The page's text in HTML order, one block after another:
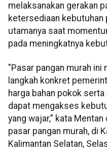
melaksanakan gerakan
ketersediaan kebutuhan
utamanya saat
pada meningkatnya
"Pasar pangan murah ini
langkah konkret
harga bahan pokok
dapat mengakses
yang wajar,” kata
pasar pangan murah, di
Kalimantan Selatan,